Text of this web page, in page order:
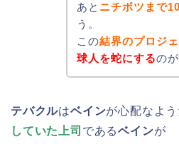
あと ニチボツまで
う。
この結界のプロジ
球人を蛇にするの
テバクルはベインが心配なよう
していた上司 であるベインが